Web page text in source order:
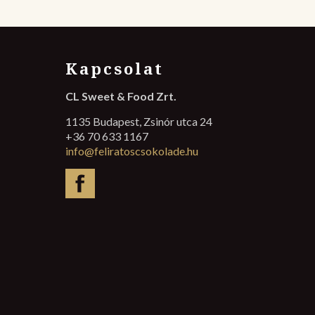
Kapcsolat
CL Sweet & Food Zrt.
1135 Budapest, Zsinór utca 24
+36 70 633 1167
info@feliratoscsokolade.hu